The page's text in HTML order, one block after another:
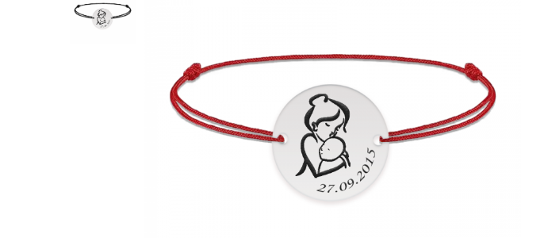
Bijuterii pentru barbati